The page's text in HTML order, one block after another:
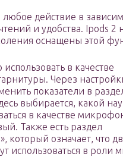
действие в
и удобства. Ipods 2
оснащены этой
в качестве
Через
показатели в
выбирается, какой
в качестве
Также есть раздел
который означает, что
использоваться в роли